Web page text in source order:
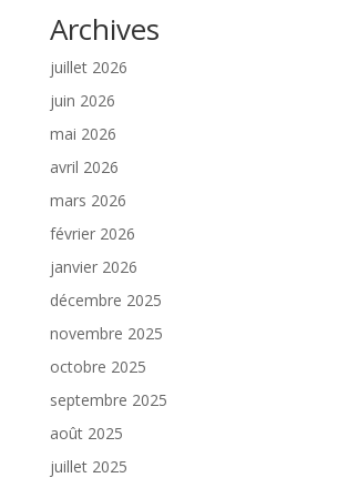
Archives
juillet 2026
juin 2026
mai 2026
avril 2026
mars 2026
février 2026
janvier 2026
décembre 2025
novembre 2025
octobre 2025
septembre 2025
août 2025
juillet 2025